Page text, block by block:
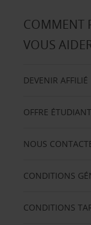
COMMENT
VOUS
DEVENIR AFFILIÉ
OFFRE
NOUS
CONDITIONS
CONDITIONS